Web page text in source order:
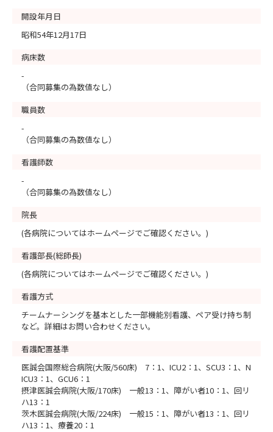
開設年月日
昭和54年12月17日
病床数
-
（合同募集の為数値なし）
職員数
-
（合同募集の為数値なし）
看護師数
-
（合同募集の為数値なし）
院長
(各病院についてはホームページでご確認ください。)
看護部長(総師長)
(各病院についてはホームページでご確認ください。)
看護方式
チームナーシングを基本とした一部機能別看護、ペア受け持ち制
など。詳細はお問い合わせください。
看護配置基準
医誠会国際総合病院(大阪/560床) 7：1、ICU2：1、SCU3：1、N
ICU3：1、GCU6：1
摂津医誠会病院(大阪/170床) 一般13：1、障がい者10：1、回リ
ハ13：1
茨木医誠会病院(大阪/224床) 一般15：1、障がい者13：1、回リ
ハ13：1、療養20：1